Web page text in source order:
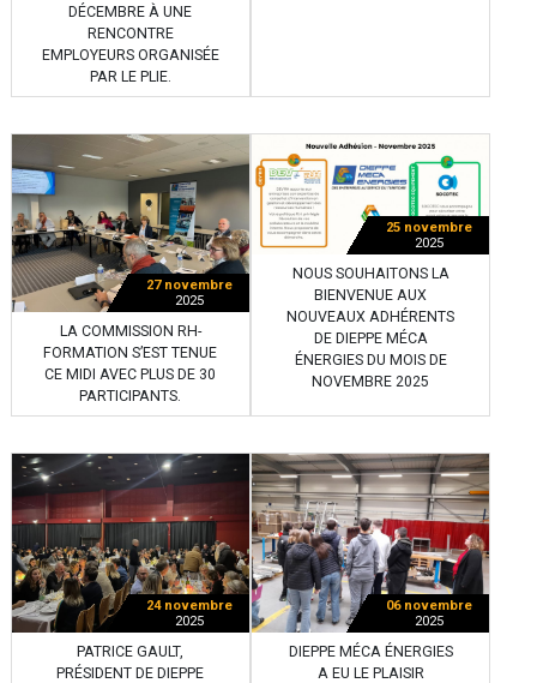
DÉCEMBRE À UNE
RENCONTRE
EMPLOYEURS ORGANISÉE
PAR LE PLIE.
27 novembre
2025
LA COMMISSION RH-
FORMATION S’EST TENUE
CE MIDI AVEC PLUS DE 30
PARTICIPANTS.
25 novembre
2025
NOUS SOUHAITONS LA
BIENVENUE AUX
NOUVEAUX ADHÉRENTS
DE DIEPPE MÉCA
ÉNERGIES DU MOIS DE
NOVEMBRE 2025
24 novembre
2025
PATRICE GAULT,
PRÉSIDENT DE DIEPPE
06 novembre
2025
DIEPPE MÉCA ÉNERGIES
A EU LE PLAISIR